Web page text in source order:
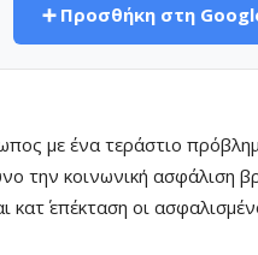
➕ Προσθήκη στη
με ένα τεράστιο
την κοινωνική ασφάλιση
κατ΄ επέκταση οι